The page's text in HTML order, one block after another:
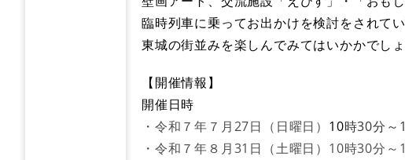
臨時列車に乗ってお出かけを検討をされて
東城の街並みを楽しんでみてはいかかでしょ
​【開催情報】
開催日時
・令和７年７月27日（日曜日） 10時30分～
・令和７年８月31日（土曜日）10時30分～